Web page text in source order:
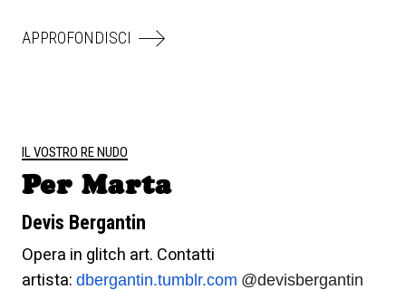
APPROFONDISCI
IL VOSTRO RE NUDO
Per Marta
Devis Bergantin
Opera in glitch art. Contatti
artista: dbergantin.tumblr.com @devisbergantin